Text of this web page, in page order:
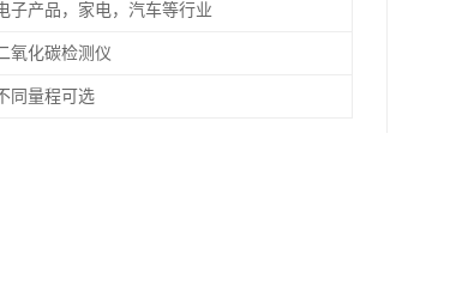
子产品，家电，汽车等行业
氧化碳检测仪
同量程可选